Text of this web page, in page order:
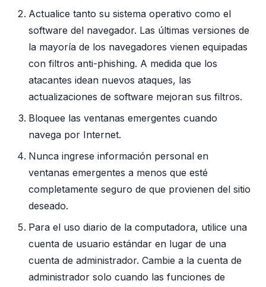
Actualice tanto su sistema operativo como el
software del navegador. Las últimas versiones de
la mayoría de los navegadores vienen equipadas
con filtros anti-phishing. A medida que los
atacantes idean nuevos ataques, las
actualizaciones de software mejoran sus filtros.
Bloquee las ventanas emergentes cuando
navega por Internet.
Nunca ingrese información personal en
ventanas emergentes a menos que esté
completamente seguro de que provienen del sitio
deseado.
Para el uso diario de la computadora, utilice una
cuenta de usuario estándar en lugar de una
cuenta de administrador. Cambie a la cuenta de
administrador solo cuando las funciones de